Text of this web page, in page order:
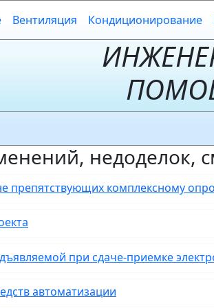
Вентиляция Кондиционирование
недоделок,
препятствующих комплексному
при сдаче-приемке
средств автоматизации